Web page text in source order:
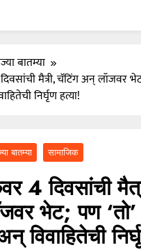
ज्येष्ठ भाविक लक्ष्मण भाऊसाहेब
बातम्या
मैत्री, चॅटिंग अन् लॉजवर
निर्घृण हत्या!
बातम्या सामाजिक
4 दिवसांची
भेट; पण
विवाहितेची